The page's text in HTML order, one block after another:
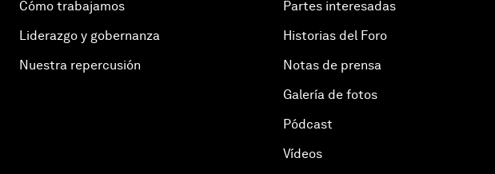
Cómo trabajamos
Liderazgo y gobernanza
Nuestra repercusión
Partes interesadas
Historias del Foro
Notas de prensa
Galería de fotos
Pódcast
Vídeos